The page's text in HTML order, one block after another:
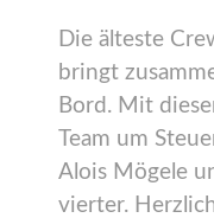
Die älteste
bringt
Bord. Mit
Team um
Alois Mögele
vierter.